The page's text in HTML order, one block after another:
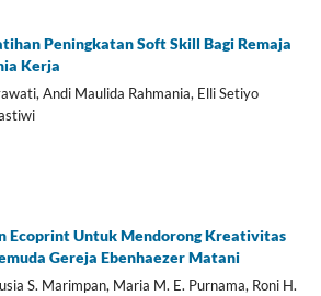
Peningkatan Soft Skill Bagi Remaja
Kerja
Andi Maulida Rahmania, Elli Setiyo
Ecoprint Untuk Mendorong Kreativitas
Gereja Ebenhaezer Matani
S. Marimpan, Maria M. E. Purnama, Roni H.